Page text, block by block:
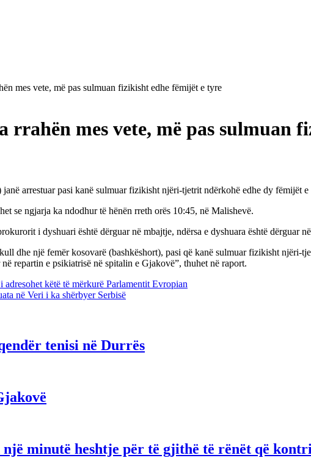
mes vete, më pas sulmuan fizikisht edhe fëmijët e tyre
rrahën mes vete, më pas sulmuan
arrestuar pasi kanë sulmuar fizikisht njëri-tjetrit ndërkohë edhe dy fëmijët e
se ngjarja ka ndodhur të hënën rreth orës 10:45, në Malishevë.
i dyshuari është dërguar në mbajtje, ndërsa e dyshuara është dërguar
dhe një femër kosovarë (bashkëshort), pasi që kanë sulmuar fizikisht
repartin e psikiatrisë në spitalin e Gjakovë”, thuhet në raport.
adresohet këtë të mërkurë Parlamentit Evropian
në Veri i ka shërbyer Serbisë
tenisi në Durrës
një minutë heshtje për të gjithë të rënët që